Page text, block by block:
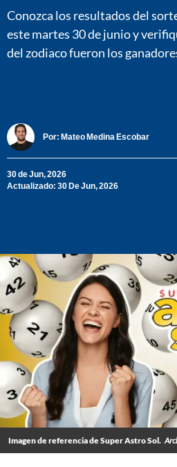
Conozca los resultados del
este martes 30 de junio y
del zodiaco fueron los
Por: Mateo Medina Escobar
30 de Jun, 2026
Actualizado: 30 De Jun, 2026
Imagen de referencia de Super Astro Sol.